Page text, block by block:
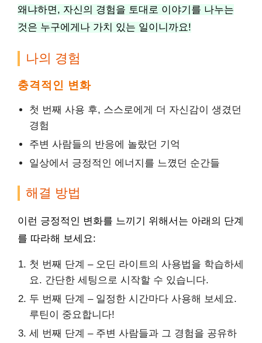
왜냐하면, 자신의 경험을 토대로 이야기를 나누는
것은 누구에게나 가치 있는 일이니까요!
나의 경험
충격적인 변화
첫 번째 사용 후, 스스로에게 더 자신감이 생겼던
경험
주변 사람들의 반응에 놀랐던 기억
일상에서 긍정적인 에너지를 느꼈던 순간들
해결 방법
이런 긍정적인 변화를 느끼기 위해서는 아래의 단계
를 따라해 보세요:
첫 번째 단계 – 오딘 라이트의 사용법을 학습하세
요. 간단한 세팅으로 시작할 수 있습니다.
두 번째 단계 – 일정한 시간마다 사용해 보세요.
루틴이 중요합니다!
세 번째 단계 – 주변 사람들과 그 경험을 공유하